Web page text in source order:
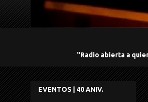
"Radio abierta a
EVENTOS | 40 ANIV.